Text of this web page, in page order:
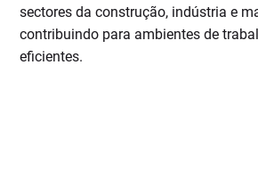
sectores da construção, indústria e
contribuindo para ambientes de
eficientes.